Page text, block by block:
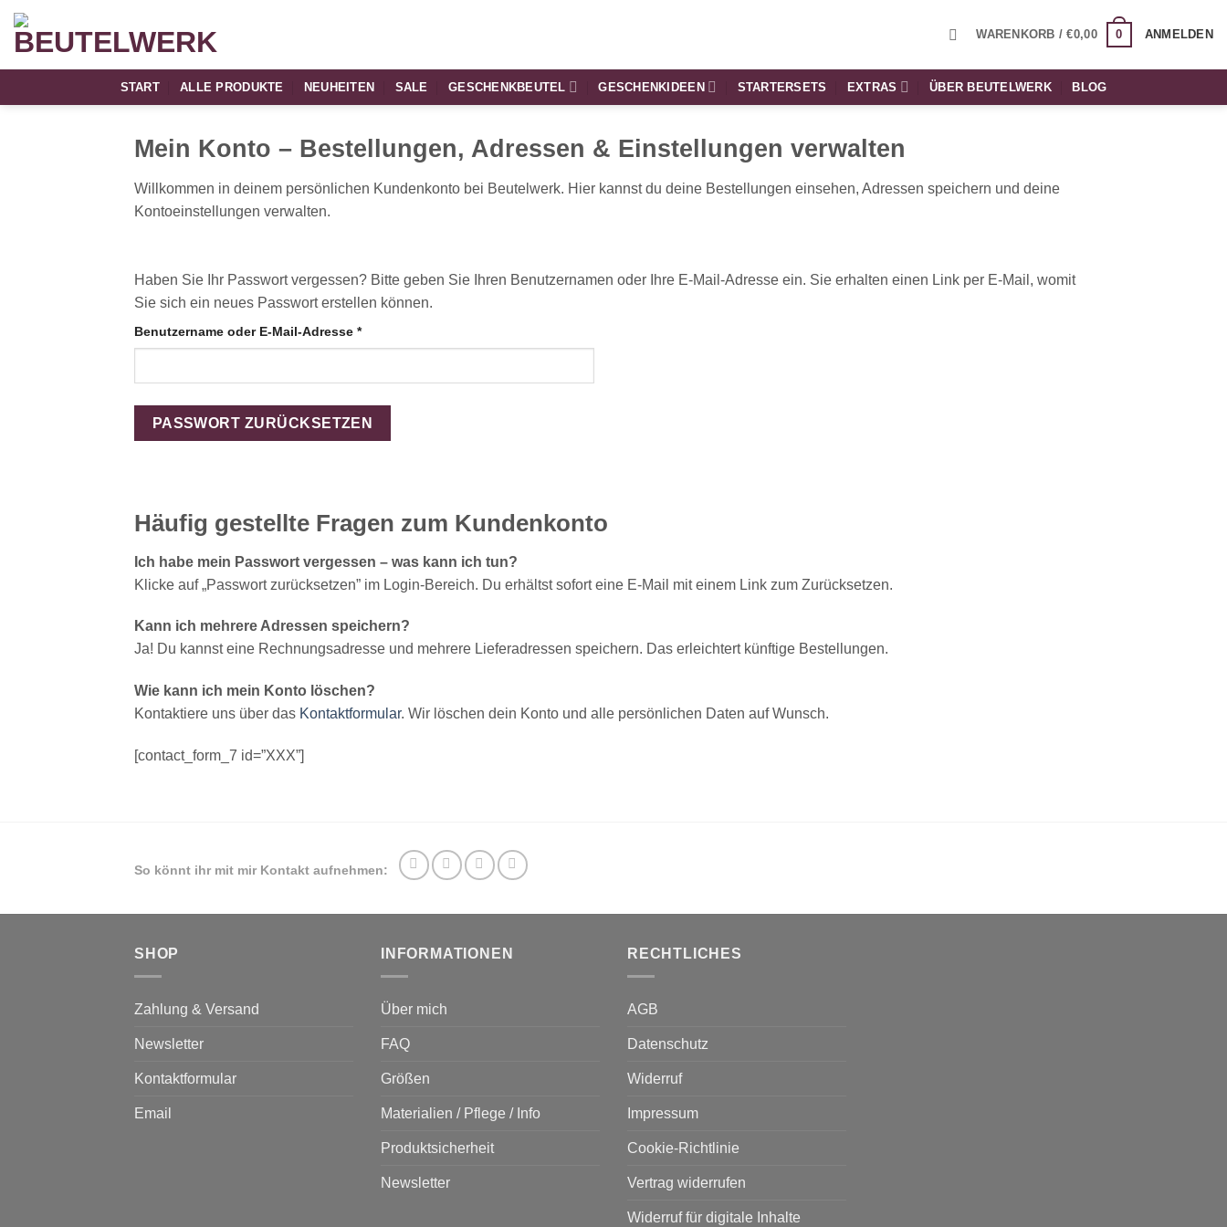
Zum
Inhalt
springen
WARENKORB /€0,00 0 ANMELDEN
START ALLE PRODUKTE NEUHEITEN SALE GESCHENKBEUTEL GESCHENKIDEEN STARTERSETS EXTRAS ÜBER BEUTELWERK BLOG
Mein Konto – Bestellungen, Adressen & Einstellungen verwalten
Willkommen in deinem persönlichen Kundenkonto bei Beutelwerk. Hier kannst du deine Bestellungen einsehen, Adressen speichern und deine
Kontoeinstellungen verwalten.
Haben Sie Ihr Passwort vergessen? Bitte geben Sie Ihren Benutzernamen oder Ihre E-Mail-Adresse ein. Sie erhalten einen Link per E-Mail, womit
Sie sich ein neues Passwort erstellen können.
Benutzername oder E-Mail-Adresse *Erforderlich
PASSWORT ZURÜCKSETZEN
Häufig gestellte Fragen zum Kundenkonto
Ich habe mein Passwort vergessen – was kann ich tun?
Klicke auf „Passwort zurücksetzen” im Login-Bereich. Du erhältst sofort eine E-Mail mit einem Link zum Zurücksetzen.
Kann ich mehrere Adressen speichern?
Ja! Du kannst eine Rechnungsadresse und mehrere Lieferadressen speichern. Das erleichtert künftige Bestellungen.
Wie kann ich mein Konto löschen?
Kontaktiere uns über das Kontaktformular. Wir löschen dein Konto und alle persönlichen Daten auf Wunsch.
[contact_form_7 id=”XXX”]
So könnt ihr mit mir Kontakt aufnehmen:
SHOP
Zahlung & Versand
Newsletter
Kontaktformular
Email
INFORMATIONEN
Über mich
FAQ
Größen
Materialien / Pflege / Info
Produktsicherheit
Newsletter
RECHTLICHES
AGB
Datenschutz
Widerruf
Impressum
Cookie-Richtlinie
Vertrag widerrufen
Widerruf für digitale Inhalte